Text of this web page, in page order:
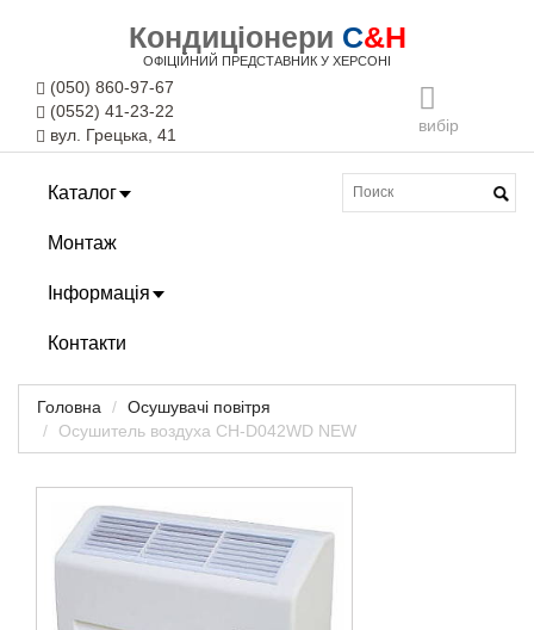
Кондиціонери C&H
ОФІЦІЙНИЙ ПРЕДСТАВНИК У ХЕРСОНІ
вибір
(050) 860-97-67
(0552) 41-23-22
вул. Грецька, 41
Каталог
Монтаж
Інформація
Контакти
Головна
Осушувачі повітря
Осушитель воздуха CH-D042WD NEW